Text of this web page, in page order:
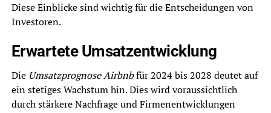
Diese Einblicke sind wichtig für die Entscheidungen von
Investoren.
Erwartete Umsatzentwicklung
Die Umsatzprognose Airbnbfür 2024 bis 2028 deutet auf
ein stetiges Wachstum hin. Dies wird voraussichtlich
durch stärkere Nachfrage und Firmenentwicklungen